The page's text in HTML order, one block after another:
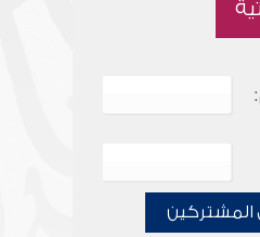
المشتركين